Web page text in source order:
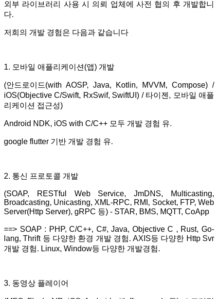
외부 라이브러리 사용 시 의뢰 업체에 사전 협의 후 개발합니
다.
저희의 개발 경험은 다음과 같습니다
1. 모바일 애플리케이션(앱) 개발
(안드로이드(with AOSP, Java, Kotlin, MVVM, Compose) /
iOS(Objective C/Swift, RxSwif, SwiftUI) / 타이젠, 모바일 애플
리케이션 접근성)
Android NDK, iOS with C/C++ 모두 개발 경험 유.
google flutter 기반 개발 경험 유.
2. 통신 프로토콜 개발
(SOAP, RESTful Web Service, JmDNS, Multicasting,
Broadcasting, Unicasting, XML-RPC, RMI, Socket, FTP, Web
Server(Http Server), gRPC 등) - STAR, BMS, MQTT, CoApp
==> SOAP : PHP, C/C++, C#, Java, Objective C , Rust, Go-
lang, Thrift 등 다양한 환경 개발 경험. AXIS등 다양한 Http Svr
개발 경험. Linux, Window등 다양한 개발경험.
3. 동영상 플레이어